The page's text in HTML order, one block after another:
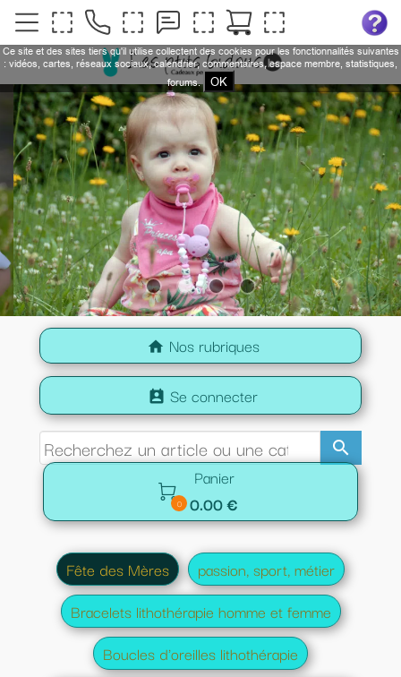
home Nos rubriques
search
perm_contact_calendar Se connecter

0
Panier
0.00 €
Fête des Mères
passion, sport, métier
Bracelets lithothérapie homme et femme
Boucles d'oreilles lithothérapie
Ce site et des sites tiers qu'il utilise collectent des cookies pour les fonctionnalités suivantes
: vidéos, cartes, réseaux sociaux, calendrier, commentaires, espace membre, statistiques,
forums.
OK